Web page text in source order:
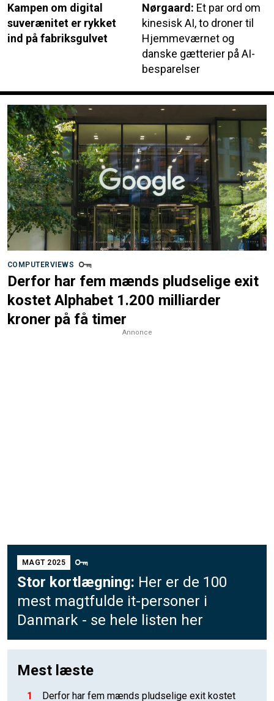
Kampen om digital
suverænitet er rykket
ind på fabriksgulvet
Nørgaard: Et par ord om
kinesisk AI, to droner til
Hjemmeværnet og
danske gætterier på AI-
besparelser
COMPUTERVIEWS
Derfor har fem mænds pludselige exit
kostet Alphabet 1.200 milliarder
kroner på få timer
Annonce
MAGT 2025
Stor kortlægning: Her er de 100
mest magtfulde it-personer i
Danmark - se hele listen her
Mest læste
1 Derfor har fem mænds pludselige exit kostet